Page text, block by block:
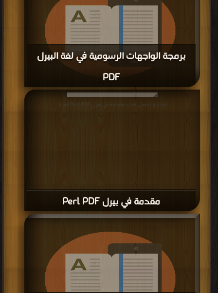
برمجة الواجهات الرسومية في لغة البيرل
PDF
قراءة و تحميل كتاب برمجة الواجهات الرسومية في لغة البيرل PDF مجانا
مقدمة في بيرل Perl PDF
قراءة و تحميل كتاب مقدمة في بيرل Perl PDF مجانا